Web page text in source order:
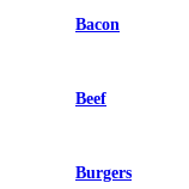
Bacon
Beef
Burgers